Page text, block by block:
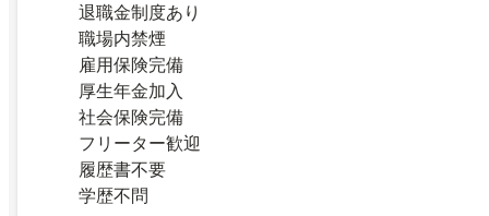
退職金制度あり
職場内禁煙
雇用保険完備
厚生年金加入
社会保険完備
フリーター歓迎
履歴書不要
学歴不問